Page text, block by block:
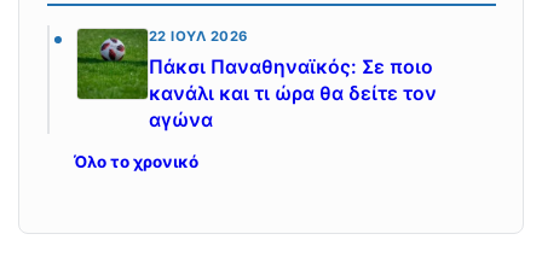
22 ΙΟΎΛ 2026
Πάκσι Παναθηναϊκός: Σε ποιο
κανάλι και τι ώρα θα δείτε τον
αγώνα
Όλο το χρονικό